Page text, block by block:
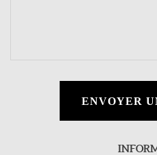
ENVOYER